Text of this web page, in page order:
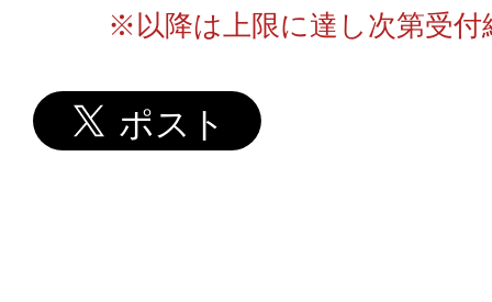
※以降は上限に達し次第受付